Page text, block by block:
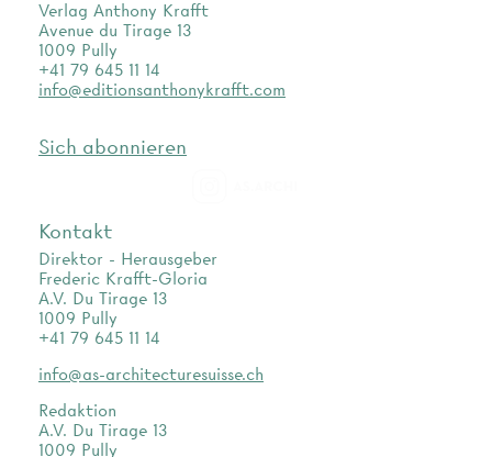
Verlag Anthony Krafft
Avenue du Tirage 13
1009 Pully
+41 79 645 11 14
info@editionsanthonykrafft.com
Sich abonnieren
Kontakt
Direktor - Herausgeber
Frederic Krafft-Gloria
A.V. Du Tirage 13
1009 Pully
+41 79 645 11 14
info@as-architecturesuisse.ch
Redaktion
A.V. Du Tirage 13
1009 Pully